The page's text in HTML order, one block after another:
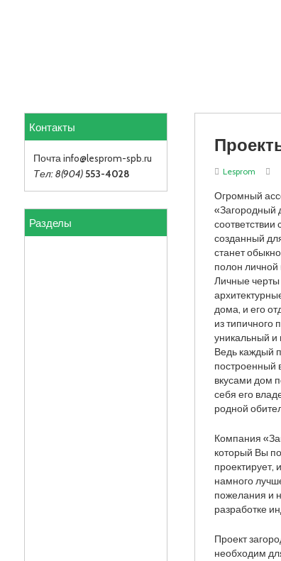
Lesprom
Огромный
«Загородный
созданный
станет
полон личной
Личные черты
дома, и его
из типичного
уникальный
Ведь каждый
построенный
вкусами дом
себя его
родной
Компания
который Вы
проектирует,
намного
пожелания и
разработке
Проект
необходим
Контакты
Почта info@lesprom-spb.ru
Тел: 8(904) 553-4028
Разделы